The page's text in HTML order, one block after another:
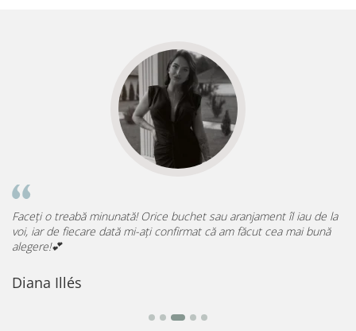
Diana Illés
Faceți o treabă minunată! Orice buchet sau aranjament îl iau de la
voi, iar de fiecare dată mi-ați confirmat că am făcut cea mai bună
alegere!💕